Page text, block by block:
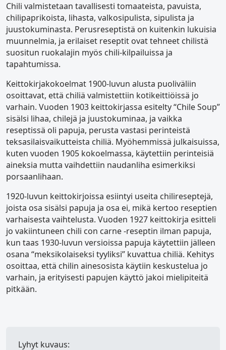
Chili valmistetaan tavallisesti tomaateista, pavuista,
chilipaprikoista, lihasta, valkosipulista, sipulista ja
juustokuminasta. Perusreseptistä on kuitenkin lukuisia
muunnelmia, ja erilaiset reseptit ovat tehneet chilistä
suositun ruokalajin myös chili-kilpailuissa ja
tapahtumissa.
Keittokirjakokoelmat 1900-luvun alusta puoliväliin
osoittavat, että chiliä valmistettiin kotikeittiöissä jo
varhain. Vuoden 1903 keittokirjassa esitelty “Chile Soup”
sisälsi lihaa, chilejä ja juustokuminaa, ja vaikka
reseptissä oli papuja, perusta vastasi perinteistä
teksasilaisvaikutteista chiliä. Myöhemmissä julkaisuissa,
kuten vuoden 1905 kokoelmassa, käytettiin perinteisiä
aineksia mutta vaihdettiin naudanliha esimerkiksi
porsaanlihaan.
1920-luvun keittokirjoissa esiintyi useita chilireseptejä,
joista osa sisälsi papuja ja osa ei, mikä kertoo reseptien
varhaisesta vaihtelusta. Vuoden 1927 keittokirja esitteli
jo vakiintuneen chili con carne -reseptin ilman papuja,
kun taas 1930-luvun versioissa papuja käytettiin jälleen
osana “meksikolaiseksi tyyliksi” kuvattua chiliä. Kehitys
osoittaa, että chilin ainesosista käytiin keskustelua jo
varhain, ja erityisesti papujen käyttö jakoi mielipiteitä
pitkään.
Lyhyt kuvaus: